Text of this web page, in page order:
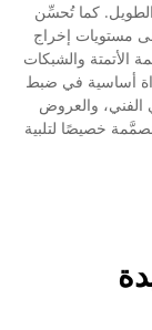
الطويل. كما تُحسِّن
مستويات إخراج
الأتمتة والشبكات
أساسية في ضبط
الفني، والعروض
خصيصًا لتلبية